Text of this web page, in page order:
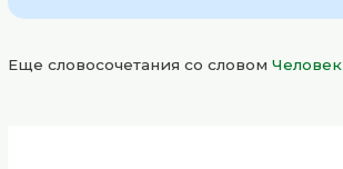
Еще словосочетания со словомЧеловек